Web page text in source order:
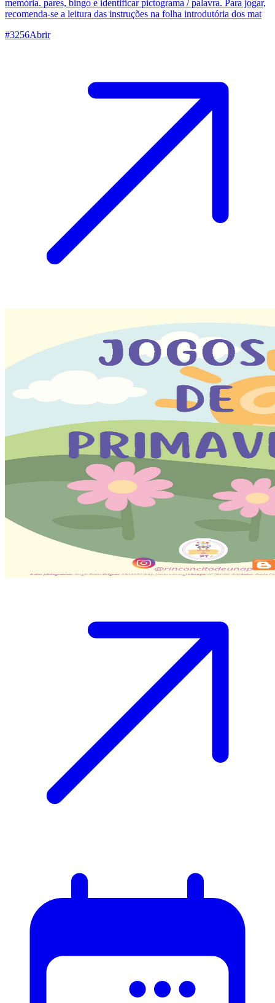
memória. pares, bingo e identificar pictograma / palavra. Para jogar,
recomenda-se a leitura das instruções na folha introdutória dos mat
#3256Abrir